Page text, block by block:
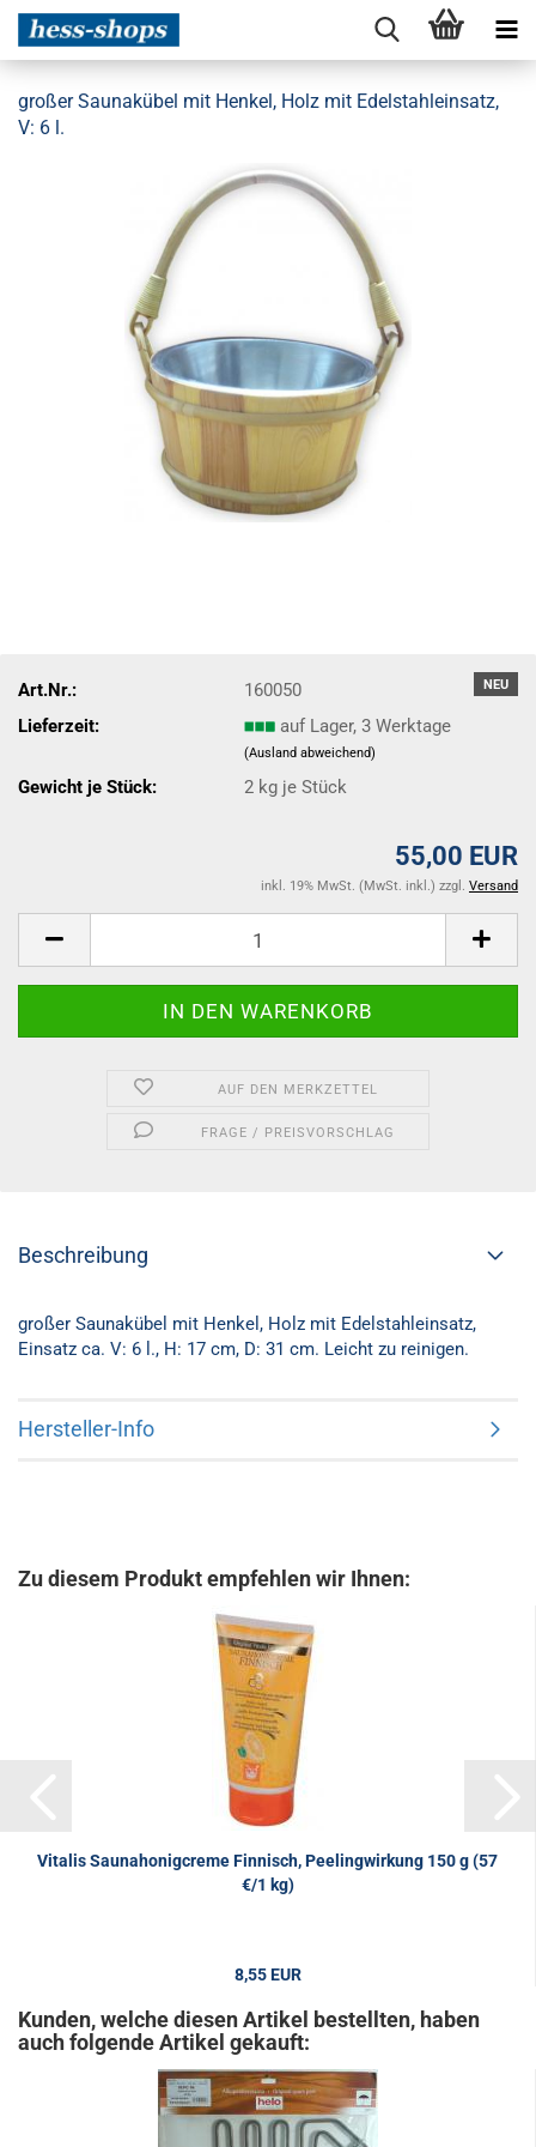
großer Saunakübel mit Henkel, Holz mit Edelstahleinsatz,
V: 6 l.
NEU
Art.Nr.:
160050
Lieferzeit:
auf Lager, 3 Werktage
(Ausland abweichend)
Gewicht je Stück: 2 kg je Stück
55,00 EUR
inkl. 19% MwSt. (MwSt. inkl.) zzgl. Versand
AUF DEN MERKZETTEL
FRAGE / PREISVORSCHLAG
Beschreibung
großer Saunakübel mit Henkel, Holz mit Edelstahleinsatz,
Einsatz ca. V: 6 l., H: 17 cm, D: 31 cm. Leicht zu reinigen.
Hersteller-Info
Zu diesem Produkt empfehlen wir Ihnen:
Vitalis Saunahonigcreme Finnisch, Peelingwirkung 150 g (57
€/1 kg)
8,55 EUR
Kunden, welche diesen Artikel bestellten, haben
auch folgende Artikel gekauft: